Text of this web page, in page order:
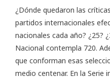
¿Dónde quedaron las
partidos internacionales
nacionales cada año? ¿25?
Nacional contempla 720.
que conforman esas
medio centenar. En la Serie